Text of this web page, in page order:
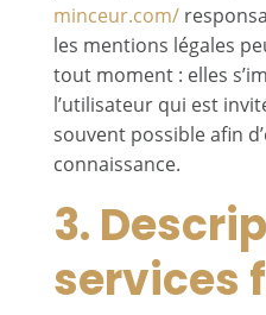
minceur.com/
les mentions légales
tout moment : elles
l’utilisateur qui est
souvent possible afin
connaissance.
3.
services